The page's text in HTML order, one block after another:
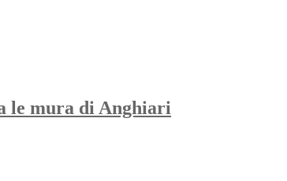
le mura di Anghiari